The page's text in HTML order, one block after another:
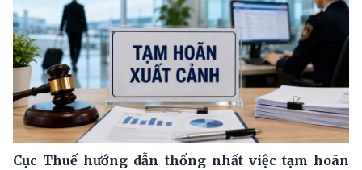
Cục Thuế hướng dẫn thống nhất việc tạm hoãn